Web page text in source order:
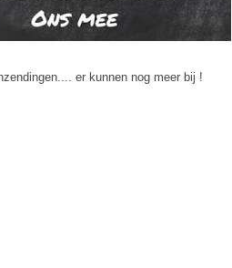
er kunnen nog meer bij !